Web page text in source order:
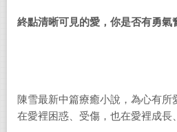
終點清晰可見的愛，你是否有勇氣
陳雪最新中篇療癒小說，為心有
在愛裡困惑、受傷，也在愛裡成長